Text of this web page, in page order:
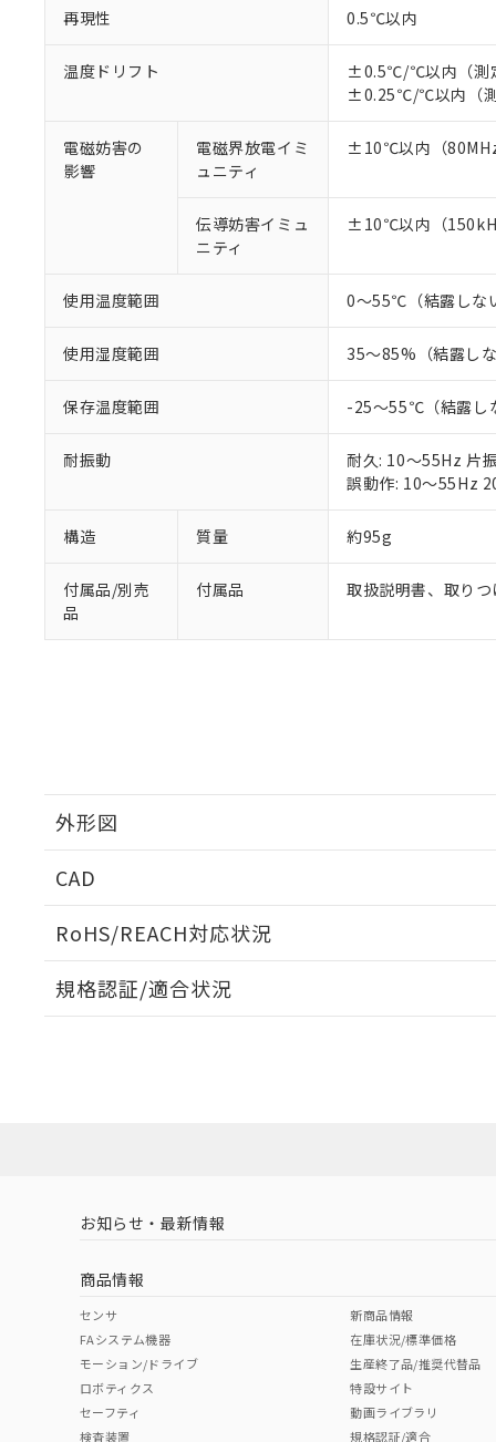
再現性 0.5℃以内
温度ドリフト
±0.5℃/℃以内（測
±0.25℃/℃以内（測
電磁妨害の
影響
電磁界放電イミ
ュニティ
±10℃以内（80MHz
伝導妨害イミュ
ニティ
±10℃以内（
使用温度範囲 0～55℃（結露しな
使用湿度範囲 35～85%（結露しな
保存温度範囲 -25～55℃（結露し
耐振動
耐久: 10～55Hz 片
誤動作: 10～55Hz
構造 質量 約95g
付属品/別売
品
付属品 取扱説明書、取り
外形図
CAD
RoHS/REACH対応状況
EU RoHS 注意事項・凡例
中国 RoHS 注意事項・凡例
中国 RoHS表
Pb Hg Cr(VI)
規格認証/適合状況
（イギリス
（ノルウェー
本サービス
当社制御機
在庫状況お
のであり、
い。
正式な納期
オムロン制
在庫状況お
マイパーツ
ている必要が
お客様が当
さい。
※当社の共同
いる法人を
*EU RoHS指令（10物質
鉛(Pb) 1000ppm以下、
六価クロム(Cr(Ⅵ))
フタル酸ビス(2-エチ
ル（DBP） 1000ppm以
但し、RoHS指令で産業
部品在庫の切り替
下記の非含有証明
EU RoHS指令（10
51物質の非含有証
※本証明書は発行
また、RoHS指令
既に当社にて対
り割愛しております
「－」：未確認で
*中国RoHS10物質の基
Pb(鉛) :1000ppm、 Hg(
Cr(Ⅵ)(六価クロム) :
DBP(フタル酸ジブチル
DEHP(フタル酸ビス(2-
※2 環境保護使
「10」：通常の使
味します。
「－」：未確認で
当社は、こ
などの必要な
当社は規制
ます。
置等に一切使
また当社は
たしません。
記
号
説明
○ 一定数
－
在庫な
空
白
受注生
お知らせ・最新情報
商品情報
センサ
FAシステム機器
モーション/ドライブ
ロボティクス
セーフティ
検査装置
新商品情報
在庫状況/標準価格
生産終了品/推奨代替品
特設サイト
動画ライブラリ
規格認証/適合